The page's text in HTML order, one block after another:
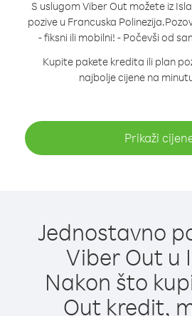
S uslugom Viber Out možete iz
pozive u Francuska Polinezija.
- fiksni ili mobilni! - Počevši od
Kupite pakete kredita ili plan
najbolje cijene na
Prikaži
Jednostavno
Viber Out u
Nakon što
Out kredit,